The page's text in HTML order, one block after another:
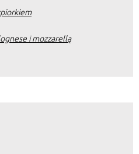
i mozzarellą